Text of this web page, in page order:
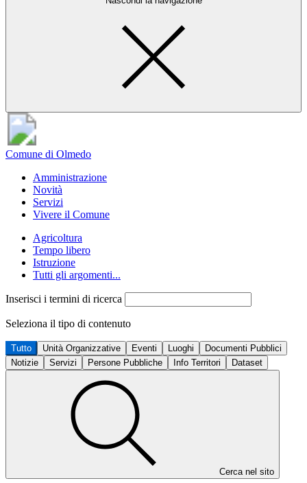
Comune di Olmedo
Amministrazione
Novità
Servizi
Vivere il Comune
Agricoltura
Tempo libero
Istruzione
Tutti gli argomenti...
Inserisci i termini di ricerca
Seleziona il tipo di contenuto
Tutto Unità Organizzative Eventi Luoghi
Documenti Pubblici
Notizie
Servizi Persone Pubbliche Info Territori Dataset
Cerca nel sito